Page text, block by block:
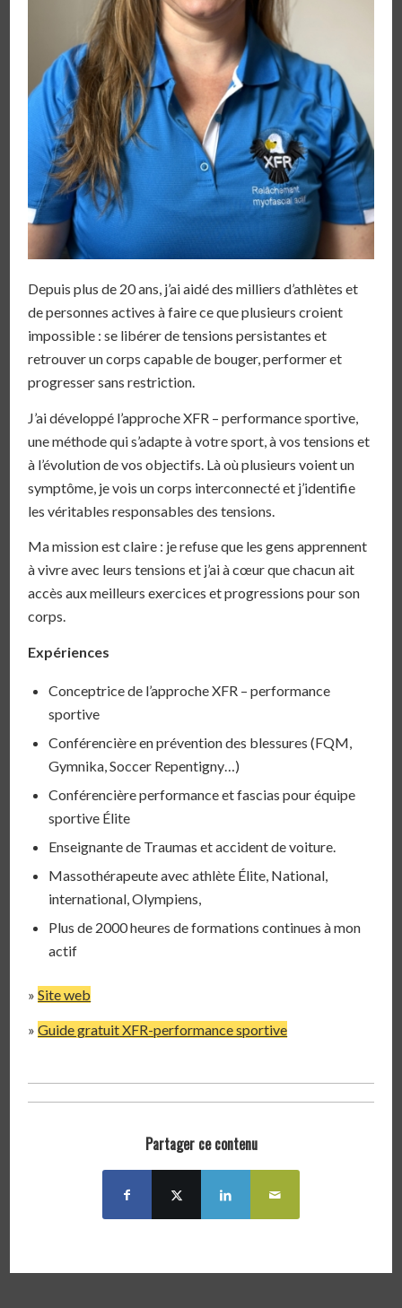
Depuis plus de 20 ans, j’ai aidé des milliers d’athlètes et
de personnes actives à faire ce que plusieurs croient
impossible : se libérer de tensions persistantes et
retrouver un corps capable de bouger, performer et
progresser sans restriction.
J’ai développé l’approche XFR – performance sportive,
une méthode qui s’adapte à votre sport, à vos tensions et
à l’évolution de vos objectifs. Là où plusieurs voient un
symptôme, je vois un corps interconnecté et j’identifie
les véritables responsables des tensions.
Ma mission est claire : je refuse que les gens apprennent
à vivre avec leurs tensions et j’ai à cœur que chacun ait
accès aux meilleurs exercices et progressions pour son
corps.
Expériences
Conceptrice de l’approche XFR – performance
sportive
Conférencière en prévention des blessures (FQM,
Gymnika, Soccer Repentigny…)
Conférencière performance et fascias pour équipe
sportive Élite
Enseignante de Traumas et accident de voiture.
Massothérapeute avec athlète Élite, National,
international, Olympiens,
Plus de 2000 heures de formations continues à mon
actif
»Site web
»Guide gratuit XFR-performance sportive
Partager ce contenu